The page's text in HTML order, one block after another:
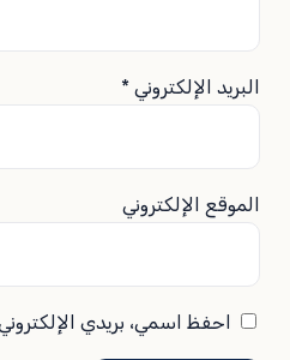
البريد الإلكتروني*
الموقع الإلكتروني
احفظ اسمي، بريدي